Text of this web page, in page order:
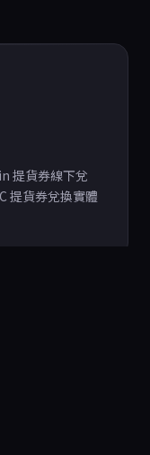
提貨券線下兌
提貨券兌換實體